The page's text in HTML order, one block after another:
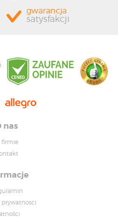
gwarancja
satysfakcji
nas
firmie
prywatnosci